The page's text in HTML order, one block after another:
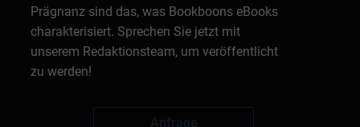
Prägnanz sind das, was Bookboons eBooks
charakterisiert. Sprechen Sie jetzt mit
unserem Redaktionsteam, um veröffentlicht
zu werden!
Anfrage